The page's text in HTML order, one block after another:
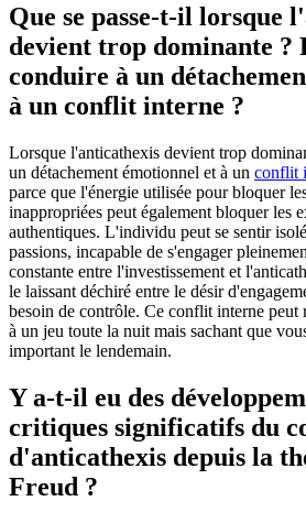
Que se passe-t-il lorsque
devient trop dominante ?
conduire à un
à un conflit interne ?
Lorsque l'anticathexis devient trop
un détachement émotionnel et à un conflit
parce que l'énergie utilisée pour bloquer
inappropriées peut également bloquer les
authentiques. L'individu peut se sentir
passions, incapable de s'engager
constante entre l'investissement et
le laissant déchiré entre le désir
besoin de contrôle. Ce conflit interne peut
à un jeu toute la nuit mais sachant que
important le lendemain.
Y a-t-il eu des
critiques significatifs du
d'anticathexis depuis la
Freud ?